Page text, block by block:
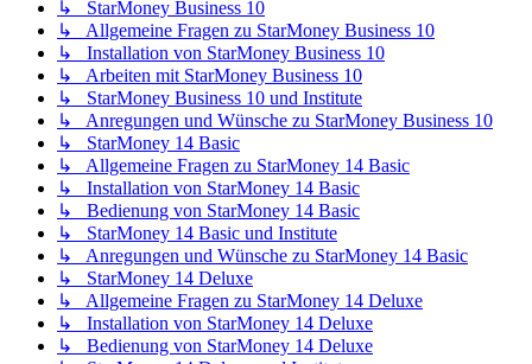
↳ StarMoney Business 10
↳ Allgemeine Fragen zu StarMoney Business 10
↳ Installation von StarMoney Business 10
↳ Arbeiten mit StarMoney Business 10
↳ StarMoney Business 10 und Institute
↳ Anregungen und Wünsche zu StarMoney Business 10
↳ StarMoney 14 Basic
↳ Allgemeine Fragen zu StarMoney 14 Basic
↳ Installation von StarMoney 14 Basic
↳ Bedienung von StarMoney 14 Basic
↳ StarMoney 14 Basic und Institute
↳ Anregungen und Wünsche zu StarMoney 14 Basic
↳ StarMoney 14 Deluxe
↳ Allgemeine Fragen zu StarMoney 14 Deluxe
↳ Installation von StarMoney 14 Deluxe
↳ Bedienung von StarMoney 14 Deluxe